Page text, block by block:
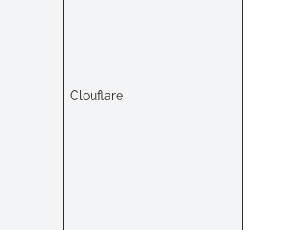
Clouflare